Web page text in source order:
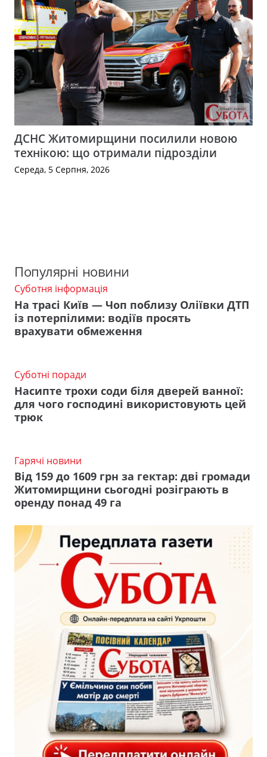
ДСНС Житомирщини посилили новою
технікою: що отримали підрозділи
Середа, 5 Серпня, 2026
Популярні новини
Суботня інформація
На трасі Київ — Чоп поблизу Оліївки ДТП
із потерпілими: водіїв просять
врахувати обмеження
Суботні поради
Насипте трохи соди біля дверей ванної:
для чого господині використовують цей
трюк
Гарячі новини
Від 159 до 1609 грн за гектар: дві громади
Житомирщини сьогодні розіграють в
оренду понад 49 га